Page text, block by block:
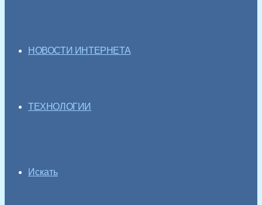
НОВОСТИ ИНТЕРНЕТА
ТЕХНОЛОГИИ
Искать